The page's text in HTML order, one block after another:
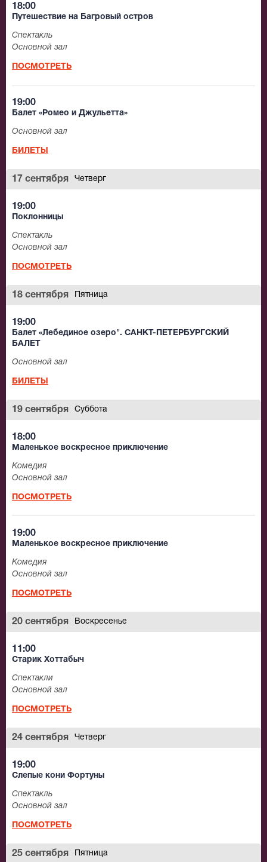
18:00
Путешествие на Багровый остров
Спектакль
Основной зал
ПОСМОТРЕТЬ
19:00
Балет «Ромео и Джульетта»
Основной зал
БИЛЕТЫ
17 сентября Четверг
19:00
Поклонницы
Спектакль
Основной зал
ПОСМОТРЕТЬ
18 сентября Пятница
19:00
Балет «Лебединое озеро". САНКТ-ПЕТЕРБУРГСКИЙ
БАЛЕТ
Основной зал
БИЛЕТЫ
19 сентября Суббота
18:00
Маленькое воскресное приключение
Комедия
Основной зал
ПОСМОТРЕТЬ
19:00
Маленькое воскресное приключение
Комедия
Основной зал
ПОСМОТРЕТЬ
20 сентября Воскресенье
11:00
Старик Хоттабыч
Спектакли
Основной зал
ПОСМОТРЕТЬ
24 сентября Четверг
19:00
Слепые кони Фортуны
Спектакль
Основной зал
ПОСМОТРЕТЬ
25 сентября Пятница